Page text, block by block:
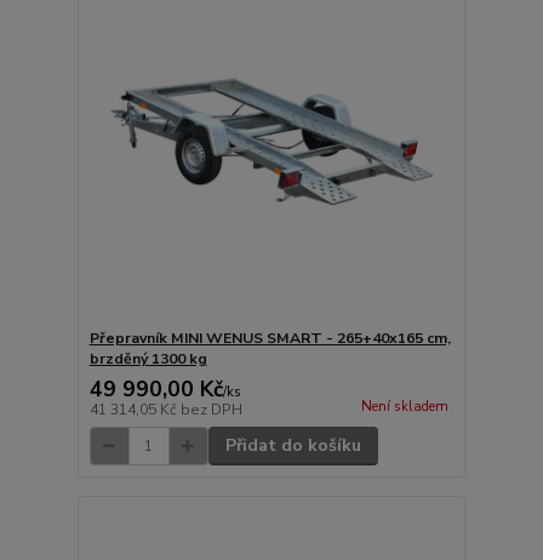
Přepravník MINI WENUS SMART - 265+40x165 cm,
brzděný 1300 kg
49 990,00 Kč/ks
41 314,05 Kč bez DPH Není skladem
Přidat do košíku